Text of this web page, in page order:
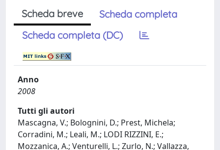
Scheda breve
Scheda completa
Scheda completa (DC)
Anno
2008
Tutti gli autori
Mascagna, V.; Bolognini, D.; Prest, Michela;
Corradini, M.; Leali, M.; LODI RIZZINI, E.;
Mozzanica, A.; Venturelli, L.; Zurlo, N.; Vallazza,